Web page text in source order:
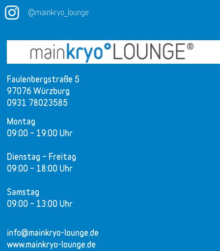
Faulenbergstraße 5
97076 Würzburg
0931 78023585
Montag
09:00 – 19:00 Uhr
Dienstag – Freitag
09:00 – 18:00 Uhr
Samstag
09:00 – 13:00 Uhr
info@mainkryo-lounge.de
www.mainkryo-lounge.de
@mainkryo_lounge